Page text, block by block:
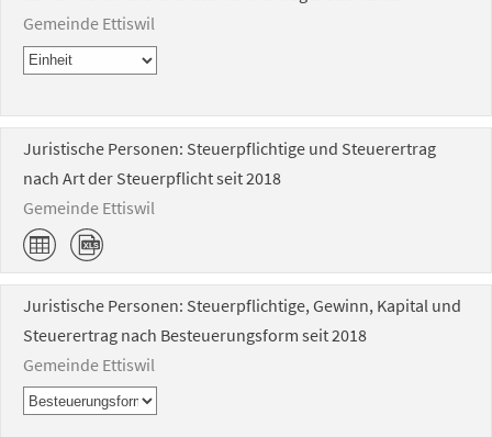
Gemeinde Ettiswil
Juristische Personen: Steuerpflichtige und Steuerertrag
nach Art der Steuerpflicht seit 2018
Gemeinde Ettiswil
Juristische Personen: Steuerpflichtige, Gewinn, Kapital und
Steuerertrag nach Besteuerungsform seit 2018
Gemeinde Ettiswil